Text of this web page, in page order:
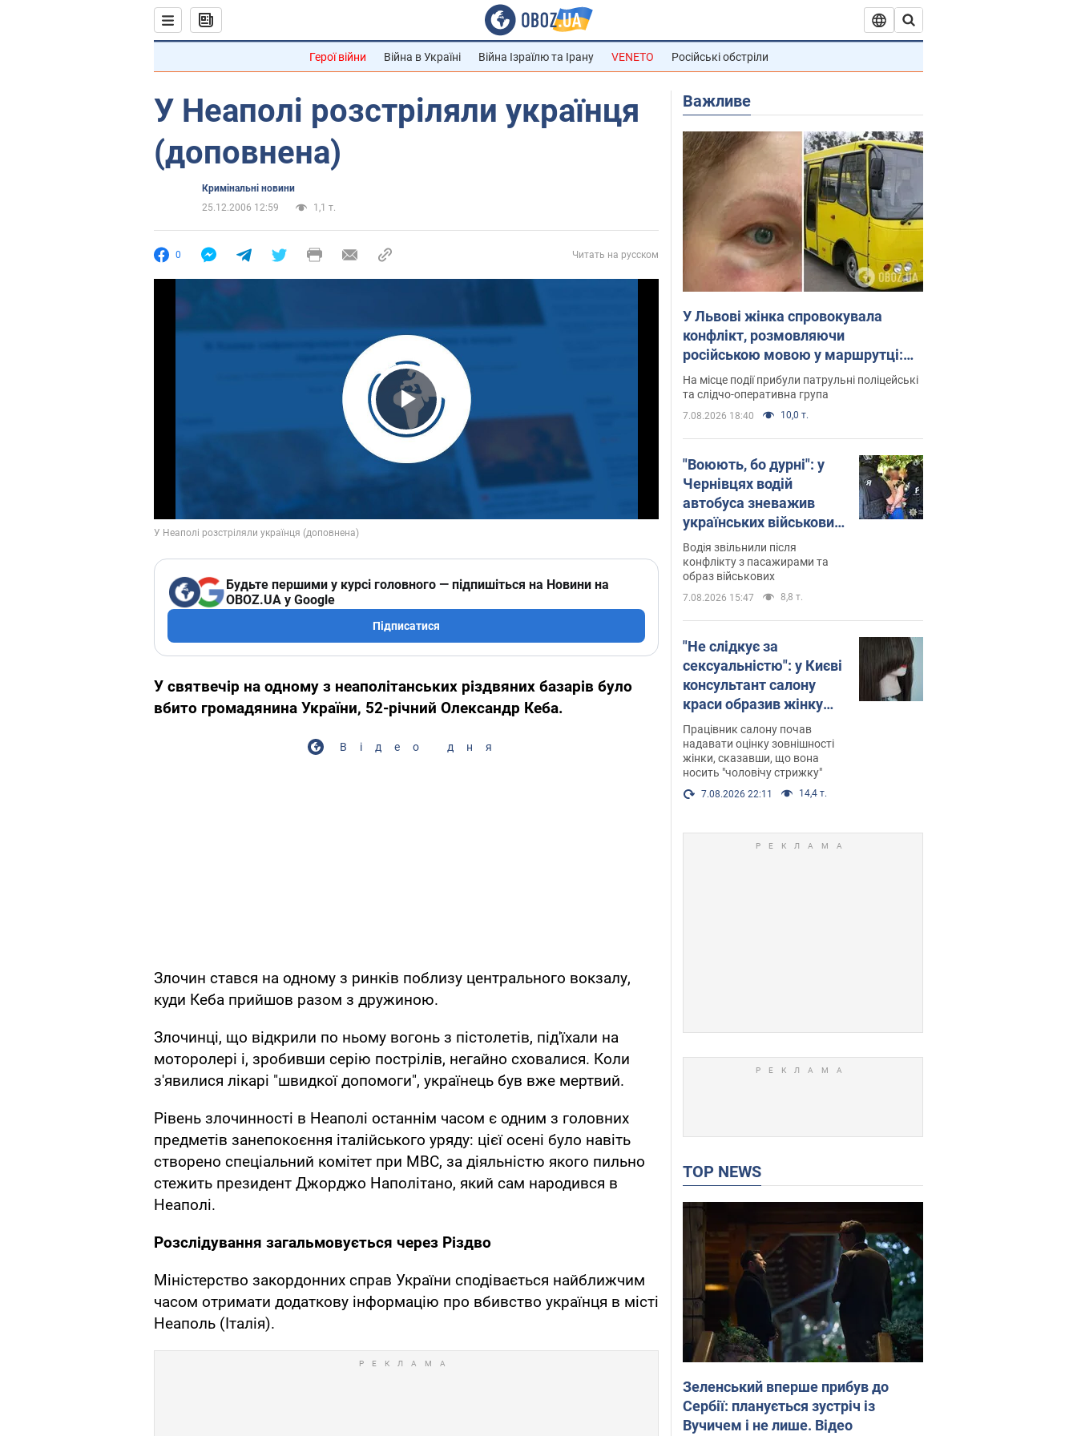
Герої війни Війна в Україні Війна Ізраїлю та Ірану VENETO Російські обстріли
У Неаполі розстріляли українця
(доповнена)
Кримінальні новини
25.12.2006 12:59
1,1 т.
0 Читать на русском
Play Video
Будьте першими у курсі головного — підпишіться на Новини на
OBOZ.UA у Google
Підписатися
У святвечір на одному з неаполітанських різдвяних базарів було
вбито громадянина України, 52-річний Олександр Кеба.
Відео дня
Злочин стався на одному з ринків поблизу центрального вокзалу,
куди Кеба прийшов разом з дружиною.
Злочинці, що відкрили по ньому вогонь з пістолетів, під'їхали на
моторолері і, зробивши серію пострілів, негайно сховалися. Коли
з'явилися лікарі "швидкої допомоги", українець був вже мертвий.
Рівень злочинності в Неаполі останнім часом є одним з головних
предметів занепокоєння італійського уряду: цієї осені було навіть
створено спеціальний комітет при МВС, за діяльністю якого пильно
стежить президент Джорджо Наполітано, який сам народився в
Неаполі.
Розслідування загальмовується через Різдво
Міністерство закордонних справ України сподівається найближчим
часом отримати додаткову інформацію про вбивство українця в місті
Неаполь (Італія).
Важливе
У Львові жінка спровокувала
конфлікт, розмовляючи
російською мовою у маршрутці:
поліція склала адмінпротокол.
Відео
На місце події прибули патрульні поліцейські
та слідчо-оперативна група
7.08.2026 18:40 10,0 т.
"Воюють, бо дурні": у
Чернівцях водій
автобуса зневажив
українських військових
і поплатився. Відео
Водія звільнили після
конфлікту з пасажирами та
образ військових
7.08.2026 15:47 8,8 т.
"Не слідкує за
сексуальністю": у Києві
консультант салону
краси образив жінку
після хімієтерапії,
розгорівся скандал.
Фото
Працівник салону почав
надавати оцінку зовнішності
жінки, сказавши, що вона
носить "чоловічу стрижку"
7.08.2026 22:11 14,4 т.
TOP NEWS
Зеленський вперше прибув до
Сербії: планується зустріч із
Вучичем і не лише. Відео